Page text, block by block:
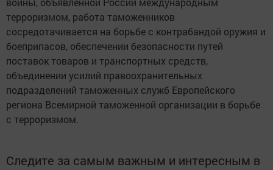
терроризмом, работа таможенников
сосредотачивается на борьбе с контрабандой оружия и
боеприпасов, обеспечении безопасности путей
поставок товаров и транспортных средств,
объединении усилий правоохранительных
подразделений таможенных служб Европейского
региона Всемирной таможенной организации в борьбе
с терроризмом.
Следите за самым важным и интересным в